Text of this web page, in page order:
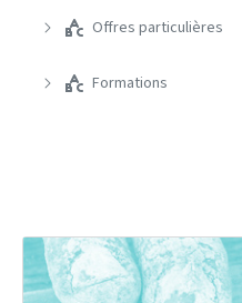
Offres particulières
Formations